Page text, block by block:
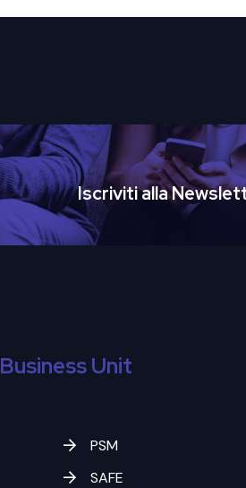
Iscriviti alla
Business Unit
PSM
SAFE